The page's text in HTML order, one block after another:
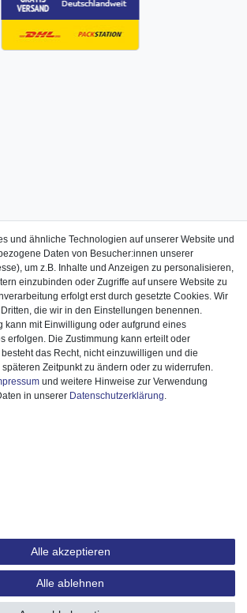
und ähnliche Technologien auf unserer Website und
Daten von Besucher:innen unserer
um z.B. Inhalte und Anzeigen zu personalisieren,
einzubinden oder Zugriffe auf unsere Website zu
erfolgt erst durch gesetzte Cookies. Wir
die wir in den Einstellungen benennen.
kann mit Einwilligung oder aufgrund eines
erfolgen. Die Zustimmung kann erteilt oder
das Recht, nicht einzuwilligen und die
Zeitpunkt zu ändern oder zu widerrufen.
und weitere Hinweise zur Verwendung
in unserer Daten­schutz­erklärung.
Alle akzeptieren
Alle ablehnen